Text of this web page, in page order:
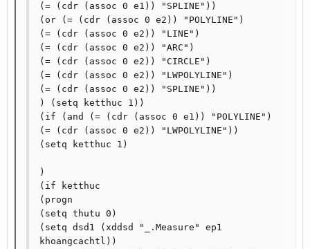
(= (cdr (assoc 0 e1)) "SPLINE"))
(or (= (cdr (assoc 0 e2)) "POLYLINE")
(= (cdr (assoc 0 e2)) "LINE")
(= (cdr (assoc 0 e2)) "ARC")
(= (cdr (assoc 0 e2)) "CIRCLE")
(= (cdr (assoc 0 e2)) "LWPOLYLINE")
(= (cdr (assoc 0 e2)) "SPLINE"))
) (setq ketthuc 1))
(if (and (= (cdr (assoc 0 e1)) "POLYLINE")
(= (cdr (assoc 0 e2)) "LWPOLYLINE"))
(setq ketthuc 1)
)
(if ketthuc
(progn
(setq thutu 0)
(setq dsd1 (xddsd "_.Measure" ep1
khoangcachtl))